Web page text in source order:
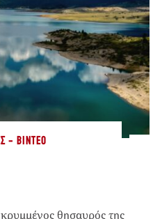
- ΒΊΝΤΕΟ
θησαυρός της